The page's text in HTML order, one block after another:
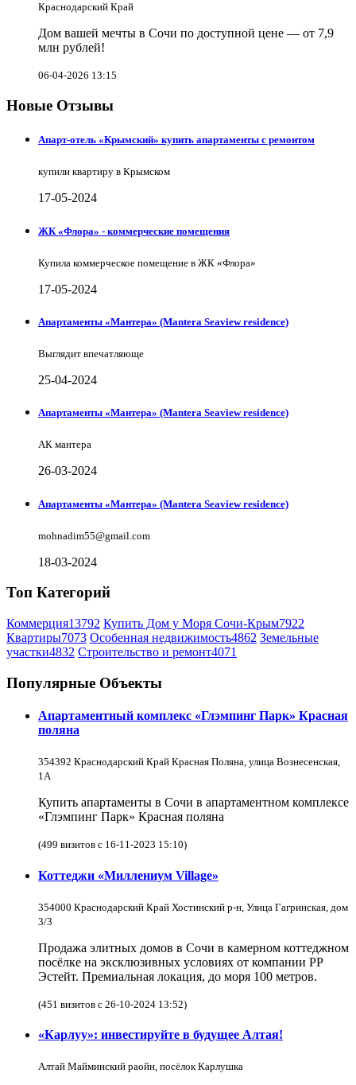
Краснодарский Край
Дом вашей мечты в Сочи по доступной цене — от 7,9
млн рублей!
06-04-2026 13:15
Новые Отзывы
Апарт-отель «Крымский» купить апартаменты с ремонтом
купили квартиру в Крымском
17-05-2024
ЖК «Флора» - коммерческие помещения
Купила коммерческое помещение в ЖК «Флора»
17-05-2024
Апартаменты «Мантера» (Mantera Seaview rеsidence)
Выглядит впечатляюще
25-04-2024
Апартаменты «Мантера» (Mantera Seaview rеsidence)
АК мантера
26-03-2024
Апартаменты «Мантера» (Mantera Seaview rеsidence)
mohnadim55@gmail.com
18-03-2024
Топ Категорий
Коммерция13792 Купить Дом у Моря Сочи-Крым7922
Квартиры7073 Особенная недвижимость4862 Земельные
участки4832 Строительство и ремонт4071
Популярные Объекты
Апартаментный комплекс «Глэмпинг Парк» Красная
поляна
354392 Краснодарский Край Красная Поляна, улица Вознесенская,
1А
Купить апартаменты в Сочи в апартаментном комплексе
«Глэмпинг Парк» Красная поляна
(499 визитов с 16-11-2023 15:10)
Коттеджи «Миллениум Village»
354000 Краснодарский Край Хостинский р-н, Улица Гагринская, дом
3/3
Продажа элитных домов в Сочи в камерном коттеджном
посёлке на эксклюзивных условиях от компании РР
Эстейт. Премиальная локация, до моря 100 метров.
(451 визитов с 26-10-2024 13:52)
«Карлуу»: инвестируйте в будущее Алтая!
Алтай Майминский раойн, посёлок Карлушка